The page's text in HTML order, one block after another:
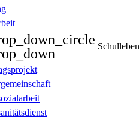
Schulleben